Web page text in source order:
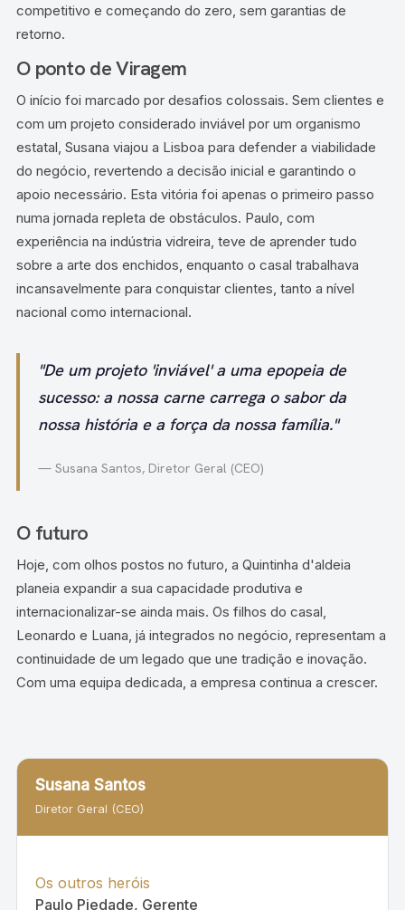
competitivo e começando do zero, sem garantias de
retorno.
O ponto de Viragem
O início foi marcado por desafios colossais. Sem clientes e
com um projeto considerado inviável por um organismo
estatal, Susana viajou a Lisboa para defender a viabilidade
do negócio, revertendo a decisão inicial e garantindo o
apoio necessário. Esta vitória foi apenas o primeiro passo
numa jornada repleta de obstáculos. Paulo, com
experiência na indústria vidreira, teve de aprender tudo
sobre a arte dos enchidos, enquanto o casal trabalhava
incansavelmente para conquistar clientes, tanto a nível
nacional como internacional.
"De um projeto 'inviável' a uma epopeia de
sucesso: a nossa carne carrega o sabor da
nossa história e a força da nossa família."
— Susana Santos, Diretor Geral (CEO)
O futuro
Hoje, com olhos postos no futuro, a Quintinha d'aldeia
planeia expandir a sua capacidade produtiva e
internacionalizar-se ainda mais. Os filhos do casal,
Leonardo e Luana, já integrados no negócio, representam a
continuidade de um legado que une tradição e inovação.
Com uma equipa dedicada, a empresa continua a crescer.
Susana Santos
Diretor Geral (CEO)
Os outros heróis
Paulo Piedade, Gerente